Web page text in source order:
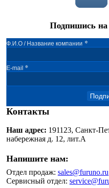
Подпишись
Ф.И.О / Название компании *
E-mail *
Контакты
Наш адрес: 191123, Санкт-
набережная д. 12, лит.А
Напишите нам:
Отдел продаж:sales@furuno.ru
Сервисный отдел: